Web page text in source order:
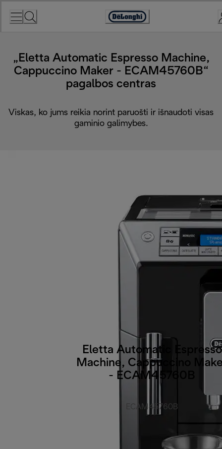
Accessibility
„Eletta Automatic Espresso Machine,
Cappuccino Maker - ECAM45760B“
pagalbos centras
Viskas, ko jums reikia norint paruošti ir išnaudoti visas
gaminio galimybes.
Eletta Automatic Espresso
Machine, Cappuccino
- ECAM45760B
ECAM45760B